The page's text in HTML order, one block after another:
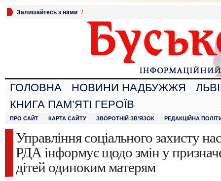
Залишайтесь з нами /
ГОЛОВНА НОВИНИ НАДБУЖЖЯ
КНИГА ПАМ’ЯТІ ГЕРОЇВ
ПРО САЙТ КАРТА САЙТУ ЗВОРОТНІЙ ЗВ’ЯЗОК РЕДАКЦІЙНА
Управління соціального захисту
РДА інформує щодо змін у
дітей одиноким матерям